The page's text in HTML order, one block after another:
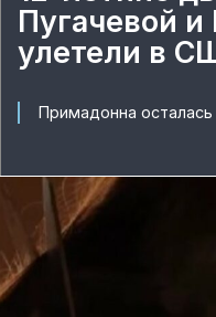
Пугачевой и
улетели в
Примадонна осталась